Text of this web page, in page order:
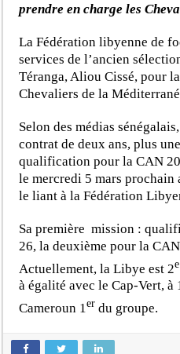
prendre en charge les
La Fédération libyenne de
services de l’ancien
Téranga, Aliou Cissé, pour
Chevaliers de la
Selon des médias
contrat de deux ans, plus
qualification pour la CAN
le mercredi 5 mars
le liant à la Fédération
Sa première mission :
26, la deuxième pour la
Actuellement, la Libye est 2e
à égalité avec le Cap-Vert,
Cameroun 1er du groupe.